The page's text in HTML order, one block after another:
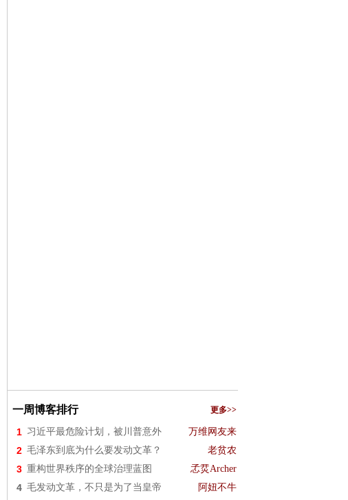
一周博客排行 更多>>
1 习近平最危险计划，被川普意外 万维网友来
2 毛泽东到底为什么要发动文革？ 老贫农
3 重构世界秩序的全球治理蓝图 孞烎Archer
4 毛发动文革，不只是为了当皇帝 阿妞不牛